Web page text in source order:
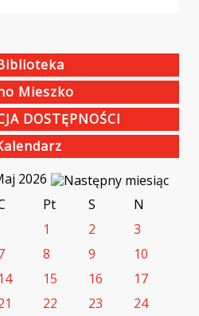
Mieszko
DOSTĘPNOŚCI
2026
Pt S
N
1
2
3
8 9
10
14 15 16
17
22 23
24